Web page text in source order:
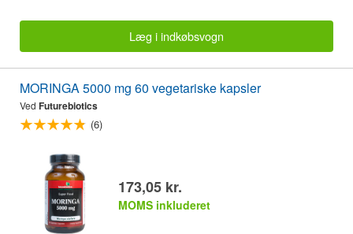
Læg i indkøbsvogn
MORINGA 5000 mg 60 vegetariske kapsler
Ved Futurebiotics
(6)
173,05 kr.
MOMS inkluderet